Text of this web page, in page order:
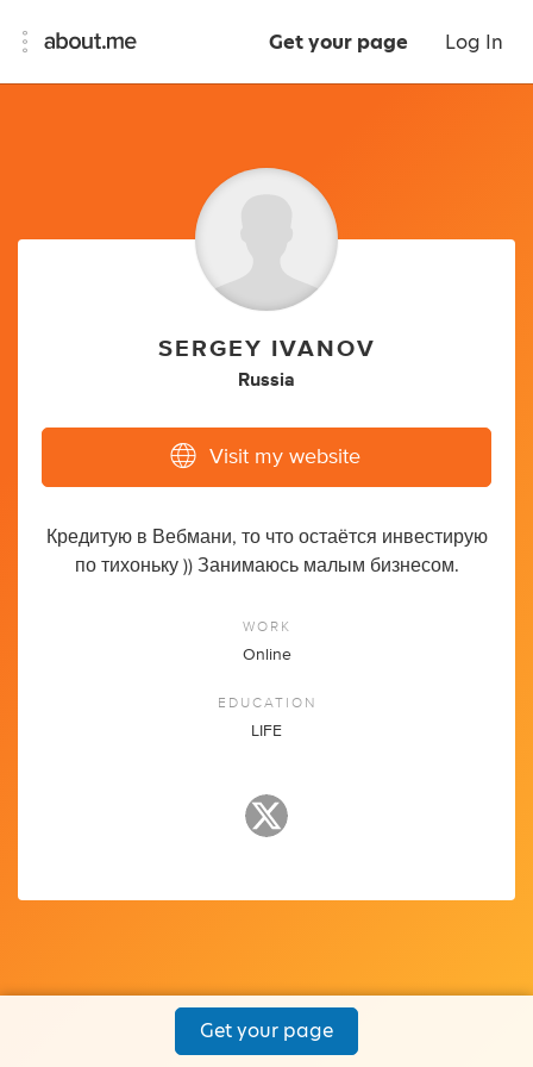
Get your page Log In
SERGEY IVANOV
Russia
Visit my website
Кредитую в Вебмани, то что остаётся инвестирую
по тихоньку )) Занимаюсь малым бизнесом.
WORK
Online
EDUCATION
LIFE
Get your page